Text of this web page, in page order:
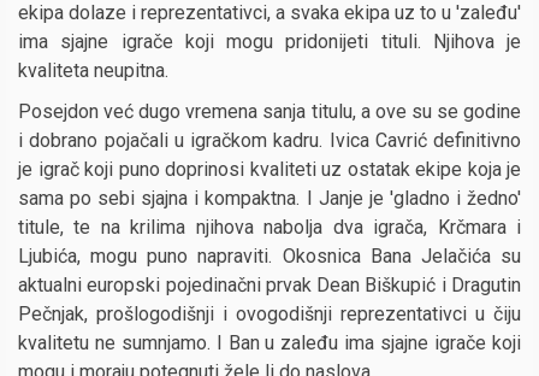
ekipa dolaze i reprezentativci, a svaka ekipa uz to u 'zaleđu'
ima sjajne igrače koji mogu pridonijeti tituli. Njihova je
kvaliteta neupitna.
Posejdon već dugo vremena sanja titulu, a ove su se godine
i dobrano pojačali u igračkom kadru. Ivica Cavrić definitivno
je igrač koji puno doprinosi kvaliteti uz ostatak ekipe koja je
sama po sebi sjajna i kompaktna. I Janje je 'gladno i žedno'
titule, te na krilima njihova nabolja dva igrača, Krčmara i
Ljubića, mogu puno napraviti. Okosnica Bana Jelačića su
aktualni europski pojedinačni prvak Dean Biškupić i Dragutin
Pečnjak, prošlogodišnji i ovogodišnji reprezentativci u čiju
kvalitetu ne sumnjamo. I Ban u zaleđu ima sjajne igrače koji